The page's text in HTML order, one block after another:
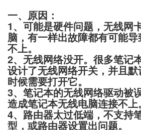
一、原因：
1、可能是硬件问题，无线网
脑，有一样出故障都有可能
不上。
2、无线网络没开。很多笔记
设计了无线网络开关，并且
时候需要打开它。
3、笔记本的无线网络驱动被
造成笔记本无线电脑连接不上
4、路由器太过低端，不支持
型，或路由器设置出问题。